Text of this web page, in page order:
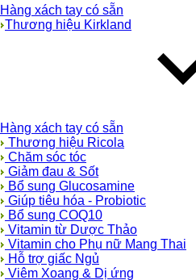
Hàng xách tay có sẵn
Thương hiệu Kirkland
Hàng xách tay có sẵn
Thương hiệu Ricola
Chăm sóc tóc
Giảm đau & Sốt
Bổ sung Glucosamine
Giúp tiêu hóa - Probiotic
Bổ sung COQ10
Vitamin từ Dược Thảo
Vitamin cho Phụ nữ Mang Thai
Hỗ trợ giấc Ngủ
Viêm Xoang & Dị ứng